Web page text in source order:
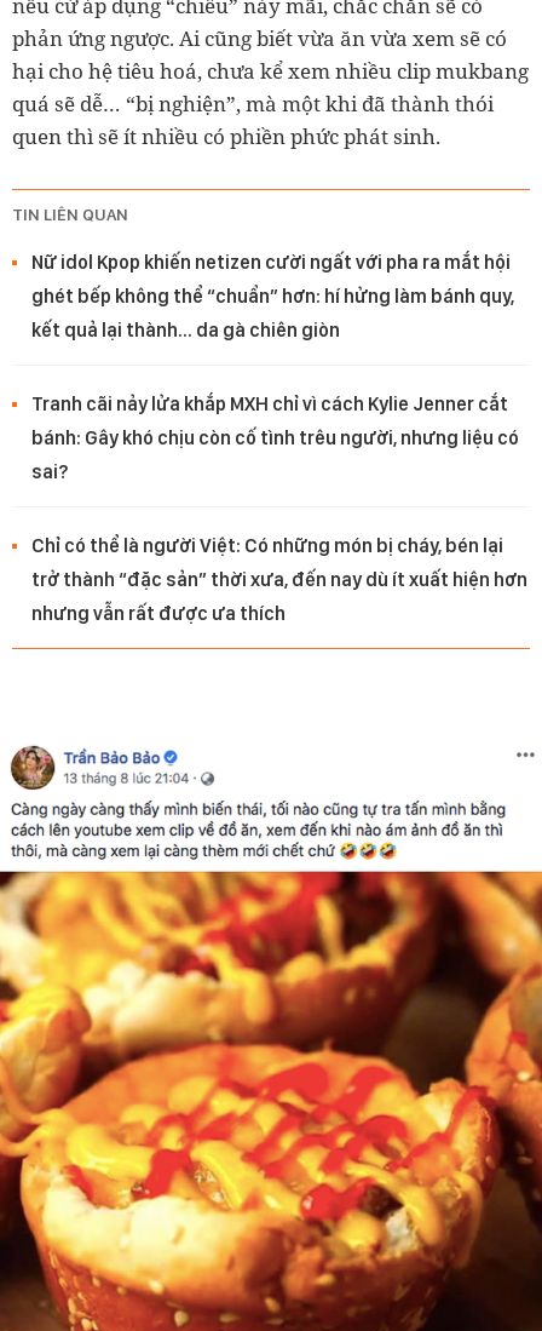
phản ứng ngược. Ai cũng biết vừa ăn vừa xem sẽ có
hại cho hệ tiêu hoá, chưa kể xem nhiều clip mukbang
quá sẽ dễ… “bị nghiện”, mà một khi đã thành thói
quen thì sẽ ít nhiều có phiền phức phát sinh.
TIN LIÊN QUAN
Nữ idol Kpop khiến netizen cười ngất với pha ra mắt hội
ghét bếp không thể “chuẩn” hơn: hí hửng làm bánh quy,
kết quả lại thành… da gà chiên giòn
Tranh cãi nảy lửa khắp MXH chỉ vì cách Kylie Jenner cắt
bánh: Gây khó chịu còn cố tình trêu người, nhưng liệu có
sai?
Chỉ có thể là người Việt: Có những món bị cháy, bén lại
trở thành “đặc sản” thời xưa, đến nay dù ít xuất hiện hơn
nhưng vẫn rất được ưa thích